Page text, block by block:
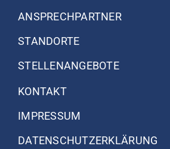
ANSPRECH­PARTNER
STANDORTE
STELLENANGEBOTE
KONTAKT
IMPRESSUM
DATENSCHUTZ­ERKLÄRUNG